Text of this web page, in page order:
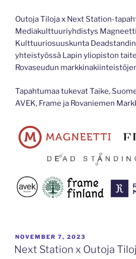
Outoja Tiloja x Next Station-
Mediakulttuuriyhdistys
Kulttuuriosuuskunta
yhteistyössä Lapin yliopiston
Rovaseudun
Tapahtumaa tukevat Taike,
AVEK, Frame ja Rovaniemen
POSTED
ON
NOVEMBER 7, 2023
Next Station x Outoja